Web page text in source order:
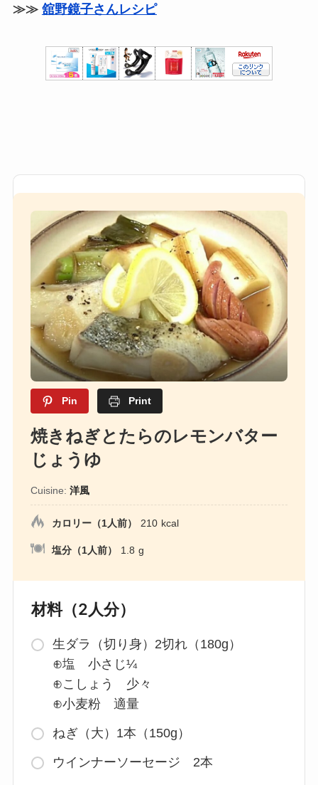
≫≫ 舘野鏡子さんレシピ
Pin Print
焼きねぎとたらのレモンバター
じょうゆ
Cuisine: 洋風
カロリー（1人前） 210 kcal
塩分（1人前） 1.8 g
材料（2人分）
生ダラ（切り身）2切れ（180g）
⊕塩 小さじ¼
⊕こしょう 少々
⊕小麦粉 適量
ねぎ（大）1本（150g）
ウインナーソーセージ 2本